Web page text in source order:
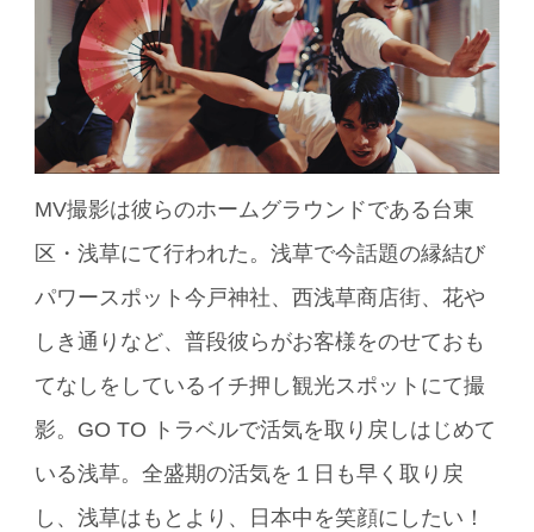
MV撮影は彼らのホームグラウンドである台東
区・浅草にて行われた。浅草で今話題の縁結び
パワースポット今戸神社、西浅草商店街、花や
しき通りなど、普段彼らがお客様をのせておも
てなしをしているイチ押し観光スポットにて撮
影。GO TO トラベルで活気を取り戻しはじめて
いる浅草。全盛期の活気を１日も早く取り戻
し、浅草はもとより、日本中を笑顔にしたい！